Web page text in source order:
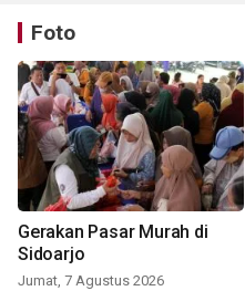
Foto
Gerakan Pasar Murah di
Sidoarjo
Jumat, 7 Agustus 2026